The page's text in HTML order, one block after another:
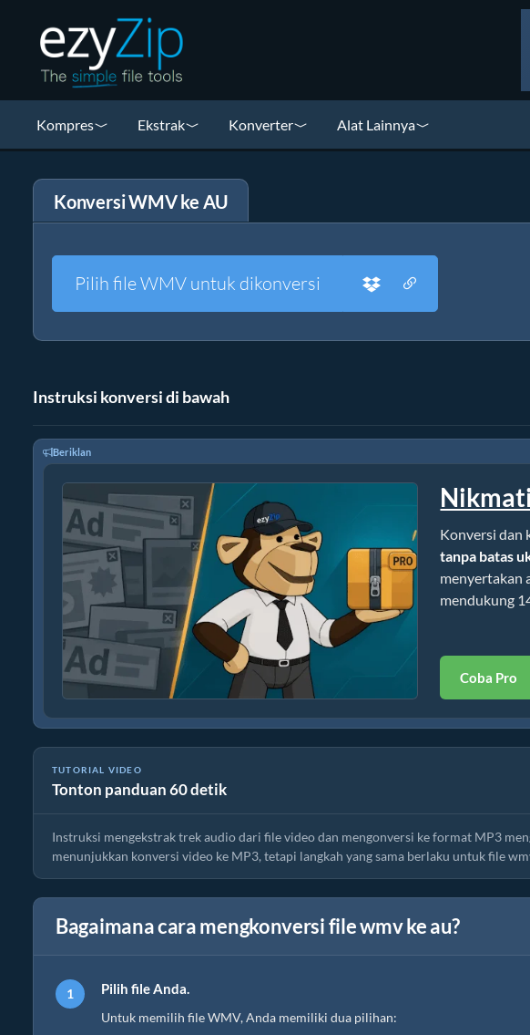
Kompres Ekstrak Konverter Alat Lainnya
Konversi WMV ke AU
Pilih file WMV untuk dikonversi
Instruksi konversi di bawah
Beriklan
Konversi dan
tanpa batas
menyertakan
mendukung
Coba Pro
TUTORIAL VIDEO
Tonton panduan 60 detik
Cara Mengonversi File wmv Online Gratis
Instruksi mengekstrak trek audio dari file video dan mengonversi ke format MP3
menunjukkan konversi video ke MP3, tetapi langkah yang sama berlaku untuk file
Bagaimana cara mengkonversi file wmv ke au?
Pilih file Anda.
Untuk memilih file WMV, Anda memiliki dua pilihan: